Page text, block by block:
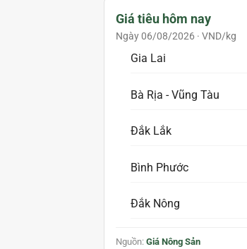
Giá tiêu hôm nay
Ngày 06/08/2026 · VND/kg
Gia Lai
Bà Rịa - Vũng Tàu
Đắk Lắk
Bình Phước
Đắk Nông
Nguồn: Giá Nông Sản